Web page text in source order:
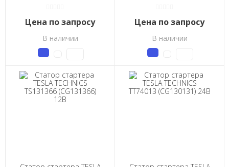
Цена по запросу
В наличии
Цена по запросу
В наличии